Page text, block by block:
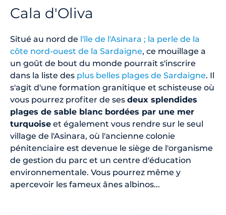
Cala d'Oliva
Situé au nord de l'île de l'Asinara ; la perle de la
côte nord-ouest de la Sardaigne, ce mouillage a
un goût de bout du monde pourrait s'inscrire
dans la liste des plus belles plages de Sardaigne. Il
s'agit d'une formation granitique et schisteuse où
vous pourrez profiter de ses deux splendides
plages de sable blanc bordées par une mer
turquoise et également vous rendre sur le seul
village de l'Asinara, où l'ancienne colonie
pénitenciaire est devenue le siège de l'organisme
de gestion du parc et un centre d'éducation
environnementale. Vous pourrez même y
apercevoir les fameux ânes albinos...